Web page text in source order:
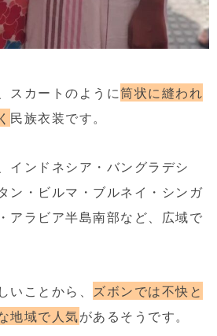
スカートのように筒状に縫われ
民族衣装です。
インドネシア・バングラデシ
ン・ビルマ・ブルネイ・シンガ
アラビア半島南部など、広域で
ことから、 ズボンでは不快と
地域で人気があるそうです。